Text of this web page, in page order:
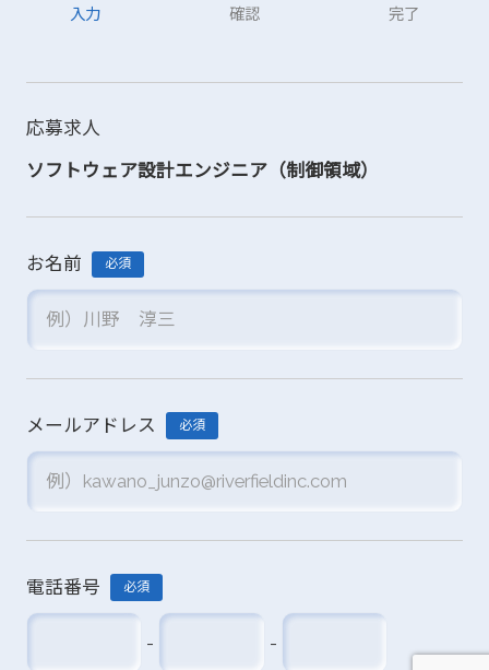
入力 確認 完了
応募求人
お名前 必須
メールアドレス 必須
電話番号 必須
- -